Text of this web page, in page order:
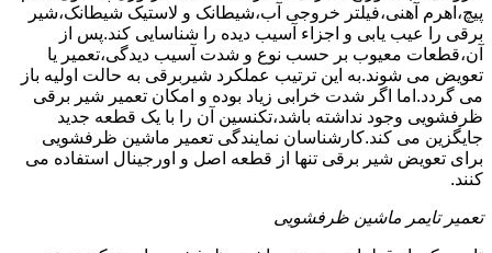
پیچ،اهرم آهنی،فیلتر خروجی آب،شیطانک و لاستیک شیطانک،شیر
برقی را عیب یابی و اجزاء آسیب دیده را شناسایی کند.پس از
آن،قطعات معیوب بر حسب نوع و شدت آسیب دیدگی،تعمیر یا
تعویض می شوند.به این ترتیب عملکرد شیربرقی به حالت اولیه باز
می گردد.اما اگر شدت خرابی زیاد بوده و امکان تعمیر شیر برقی
ظرفشویی وجود نداشته باشد،تکنسین آن را با یک قطعه جدید
جایگزین می کند.کارشناسان نمایندگی تعمیر ماشین ظرفشویی
برای تعویض شیر برقی تنها از قطعه اصل و اورجینال استفاده می
کنند.
تعمیر تایمر ماشین ظرفشویی